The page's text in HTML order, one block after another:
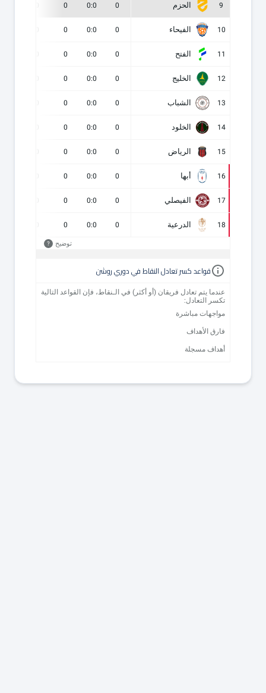
9 الحزم 0
0:0
0
10 الفيحاء 0
0:0
0
11 الفتح 0
0:0
0
12 الخليج 0
0:0
0
13 الشباب 0
0:0
0
14 الخلود 0
0:0
0
15 الرياض 0
0:0
0
16 أبها 0
0:0
0
17 الفيصلي 0
0:0
0
18 الدرعية 0
0:0
0
توضيح ?
قواعد كسر تعادل النقاط في دوري روشن
عندما يتم تعادل فريقان (أو أكثر) في الـنقاط، فإن القواعد التالية
تكسر التعادل:
مواجهات مباشرة
فارق الأهداف
أهداف مسجلة